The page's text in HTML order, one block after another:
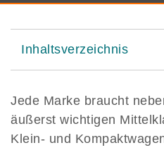
Inhaltsverzeichnis
Jede Marke braucht
äußerst wichtigen
Klein- und